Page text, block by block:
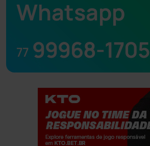
Whatsapp
77 99968-1705